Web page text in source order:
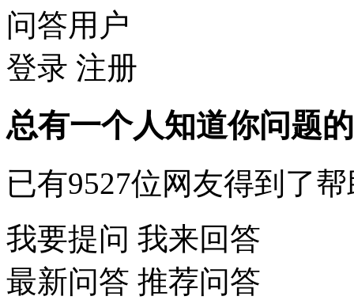
问答用户
登录 注册
总有一个人知道你问题
已有9527位网友得到了帮
我要提问 我来回答
最新问答 推荐问答